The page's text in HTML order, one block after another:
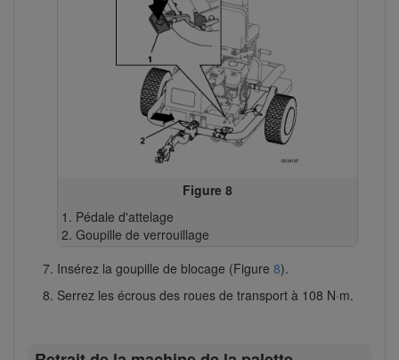
Figure 8
Pédale d'attelage
Goupille de verrouillage
Insérez la goupille de blocage (Figure 8).
Serrez les écrous des roues de transport à 108 N·m.